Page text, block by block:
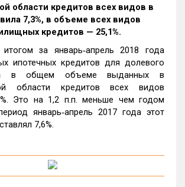
области кредитов всех видов в
7,3%, в объеме всех видов
кредитов — 25,1%.
за январь‑апрель 2018 года
ипотечных кредитов для долевого
в общем объеме выданных в
области кредитов всех видов
Это на 1,2 п.п. меньше чем годом
январь‑апрель 2017 года этот
7,6%.